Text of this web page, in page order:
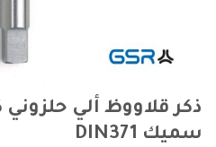
ذكر قلاووظ ألي
سميك DIN371